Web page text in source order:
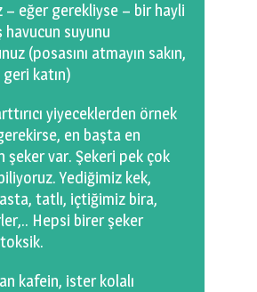
eğer gerekliyse – bir hayli
havucun suyunu
(posasını atmayın sakın,
katın)
yiyeceklerden örnek
en başta en
şeker var. Şekeri pek çok
Yediğimiz kek,
tatlı, içtiğimiz bira,
Hepsi birer şeker
toksik.
kafein, ister kolalı